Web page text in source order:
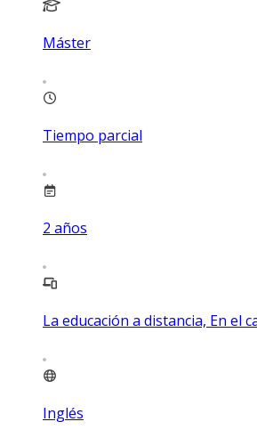
Máster
Tiempo parcial
2 años
La educación a distancia, En el
Inglés